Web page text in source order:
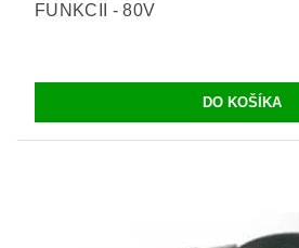
FUNKCII - 80V